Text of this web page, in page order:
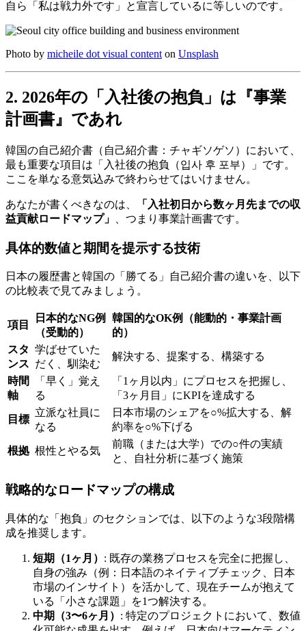
自ら「私は戦力外です」と宣言しているに等しいのです。
Photo by micheile dot visual content on Unsplash
2. 2026年の「入社後の抱負」は『事業
計画書』であれ
韓国の自己紹介書（自己紹介書：チャギソゲソ）において、
最も重要な項目は「入社後の抱負（입사 후 포부）」です。
ここを単なる意気込みで終わらせてはいけません。
あなたが書くべきなのは、
「入社初日から数ヶ月先までの収
益貢献ロードマップ」
、つまり事業計画書です。
具体的数値と期間を提示する技術
日本の履歴書と韓国の「勝てる」自己紹介書の違いを、以下
の比較表で見てみましょう。
項目
日本的なNG例
（受動的）
韓国的なOK例（能動的・事業計画
的）
スタ
ンス
学ばせていた
だく、馴染む
解決する、提案する、構築する
時間
軸
「早く」覚え
る
「1ヶ月以内」にプロセスを把握し、
「3ヶ月目」にKPIを達成する
目標
立派な社員に
なる
日本市場のシェアを○%拡大する、解
約率を○%下げる
根拠 根性とやる気
前職（または大学）での○件の実績
と、自社分析に基づく施策
戦略的なロードマップの構成
具体的な「抱負」のセクションでは、以下のような3段階構
成を推奨します。
短期（1ヶ月） : 既存の業務プロセスを完全に把握し、
自身の強み（例：日本語のネイティブチェック、日本
市場のインサイト）を活かして、現在チームが抱えて
いる「小さな課題」を1つ解決する。
中期（3〜6ヶ月） : 特定のプロジェクトにおいて、数値